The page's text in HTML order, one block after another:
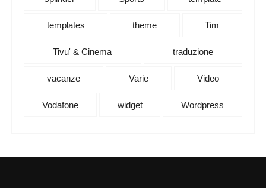
templates theme Tim
Tivu' & Cinema traduzione
vacanze Varie Video
Vodafone widget Wordpress